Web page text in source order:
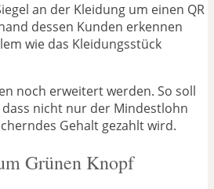
an der Kleidung um einen QR
dessen Kunden erkennen
wie das Kleidungsstück
noch erweitert werden. So soll
nicht nur der Mindestlohn
Gehalt gezahlt wird.
Grünen Knopf